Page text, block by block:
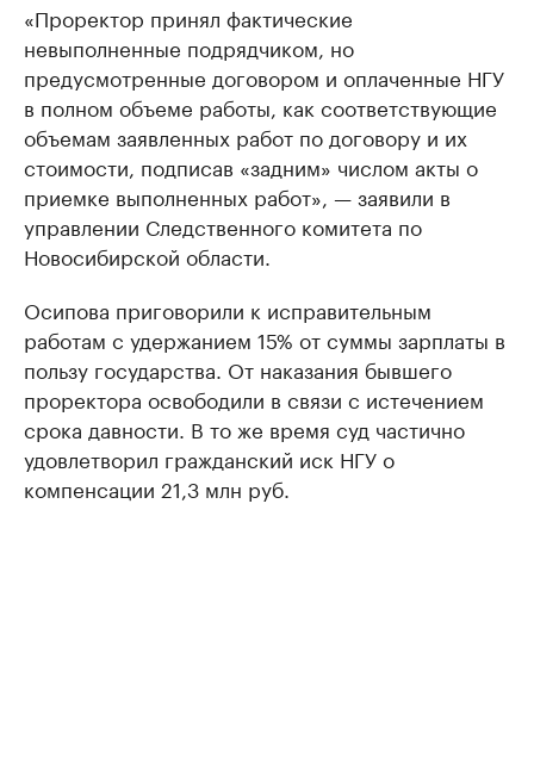
«Проректор принял фактические
невыполненные подрядчиком, но
предусмотренные договором и оплаченные НГУ
в полном объеме работы, как соответствующие
объемам заявленных работ по договору и их
стоимости, подписав «задним» числом акты о
приемке выполненных работ», — заявили в
управлении Следственного комитета по
Новосибирской области.
Осипова приговорили к исправительным
работам с удержанием 15% от суммы зарплаты в
пользу государства. От наказания бывшего
проректора освободили в связи с истечением
срока давности. В то же время суд частично
удовлетворил гражданский иск НГУ о
компенсации 21,3 млн руб.